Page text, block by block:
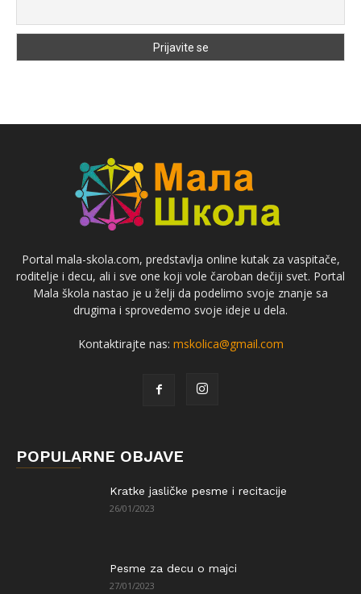
Portal mala-skola.com, predstavlja online kutak za vaspitače,
roditelje i decu, ali i sve one koji vole čaroban dečiji svet. Portal
Mala škola nastao je u želji da podelimo svoje znanje sa
drugima i sprovedemo svoje ideje u dela.
Kontaktirajte nas: mskolica@gmail.com
POPULARNE OBJAVE
Kratke jasličke pesme i recitacije
26/01/2023
Pesme za decu o majci
27/01/2023